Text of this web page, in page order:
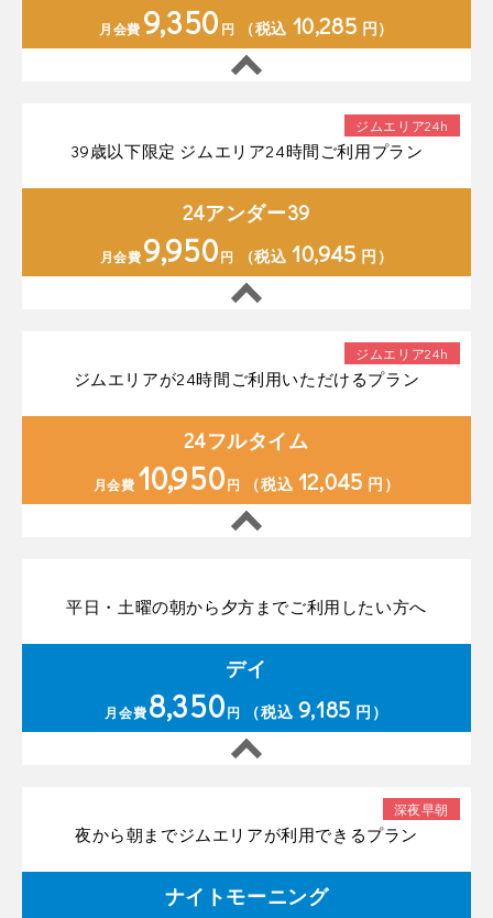
月会費 9,350 円 （税込 10,285 円）
ジムエリア24h
39歳以下限定 ジムエリア24時間ご利用プラン
24アンダー39
月会費9,950円 （税込 10,945 円）
ジムエリア24h
ジムエリアが24時間ご利用いただけるプラン
24フルタイム
月会費 10,950円 （税込 12,045 円）
平日・土曜の朝から夕方までご利用したい方へ
デイ
月会費8,350円 （税込 9,185 円）
深夜早朝
夜から朝までジムエリアが利用できるプラン
ナイトモーニング